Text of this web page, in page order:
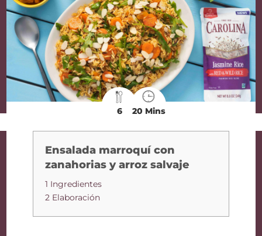
6 20 Mins
Ensalada marroquí con
zanahorias y arroz salvaje
1 Ingredientes
2 Elaboración